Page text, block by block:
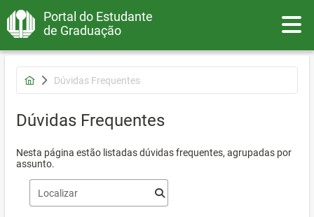
Portal do Estudante
de Graduação
Dúvidas Frequentes
Dúvidas Frequentes
Nesta página estão listadas dúvidas frequentes, agrupadas por
assunto.